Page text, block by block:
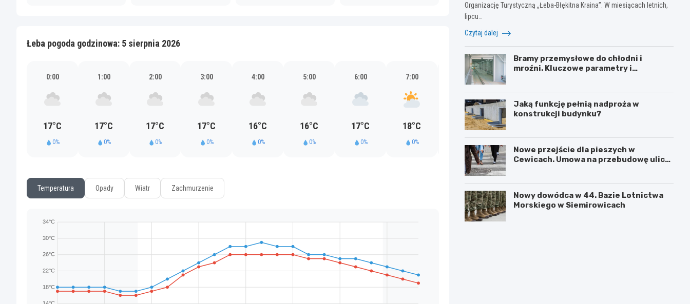
Łeba pogoda godzinowa: 5 sierpnia 2026
0:00
17°C
0%
1:00
17°C
0%
2:00
17°C
0%
3:00
17°C
0%
4:00
16°C
0%
5:00
16°C
0%
6:00
17°C
0%
7:00
18°C
0%
8:00
21°C 23°C
Temperatura Opady Wiatr Zachmurzenie
Organizację Turystyczną „Łeba-Błękitna Kraina”. W miesiącach letnich,
lipcu…
Czytaj dalej
Bramy przemysłowe do chłodni i
mroźni. Kluczowe parametry i
Jaką funkcję pełnią nadproża w
konstrukcji budynku?
Nowe przejście dla pieszych w
Cewicach. Umowa na przebudowę ulicy
Nowy dowódca w 44. Bazie Lotnictwa
Morskiego w Siemirowicach